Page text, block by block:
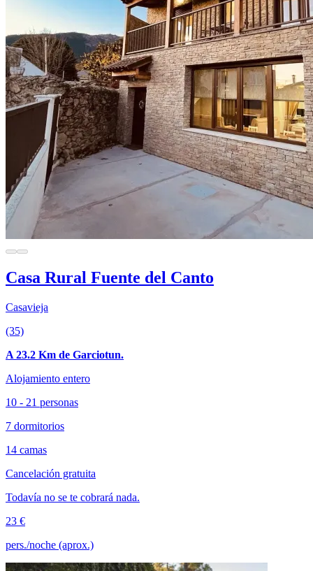
Casa Rural Fuente del Canto
Casavieja
(35)
A 23.2 Km de Garciotun.
Alojamiento entero
10 - 21 personas
7 dormitorios
14 camas
Cancelación gratuita
Todavía no se te cobrará nada.
23 €
pers./noche (aprox.)